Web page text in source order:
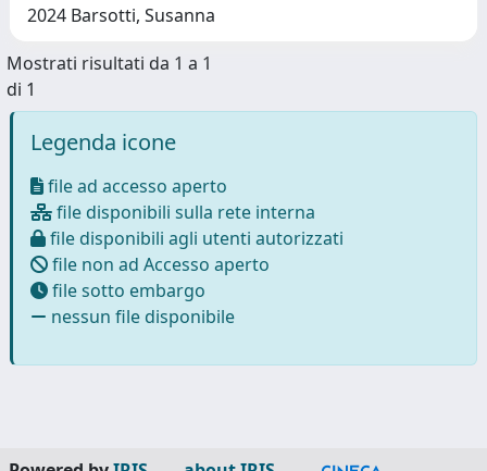
2024 Barsotti, Susanna
Mostrati risultati da 1 a 1
di 1
Legenda icone
file ad accesso aperto
file disponibili sulla rete interna
file disponibili agli utenti autorizzati
file non ad Accesso aperto
file sotto embargo
nessun file disponibile